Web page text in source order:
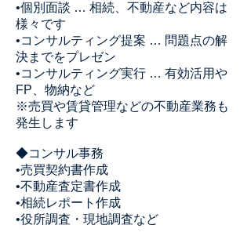
•個別面談 … 相続、不動産など内容は
様々です
•コンサルティング提案 … 問題点の解
決までをプレゼン
•コンサルティング実行 … 有効活用や
FP、物納など
※売買や賃貸管理などの不動産業務も
発生します
◆コンサル事務
•売買契約書作成
•不動産査定書作成
•相続レポート作成
•役所調査・現地調査など